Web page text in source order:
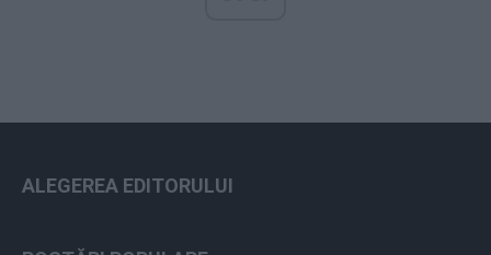
ALEGEREA EDITORULUI